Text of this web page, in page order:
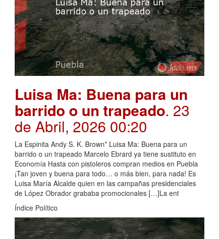
Luisa Ma: Buena para un
barrido o un trapeado. 23
de Abril, 2026 00:20
La Espinita Andy S. K. Brown* Luisa Ma: Buena para un
barrido o un trapeado Marcelo Ebrard ya tiene sustituto en
Economía Hasta con pistoleros compran medios en Puebla
¡Tan joven y buena para todo… o más bien, para nada! Es
Luisa María Alcalde quien en las campañas presidenciales
de López Obrador grababa promocionales […]La ent
Índice Político